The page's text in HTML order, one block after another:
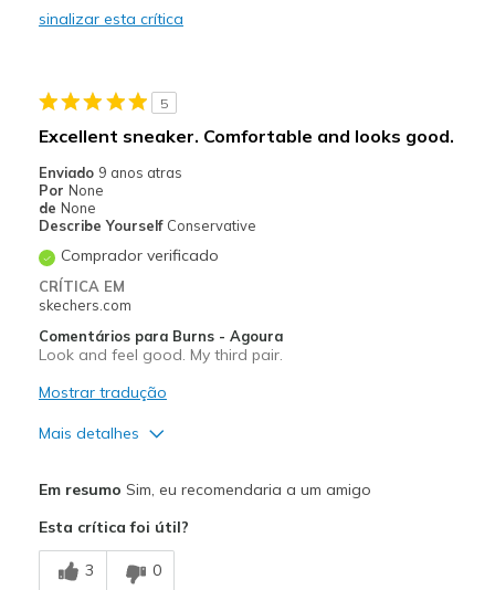
sinalizar esta crítica
5
Excellent sneaker. Comfortable and looks good.
Enviado 9 anos atras
Por None
de None
Describe Yourself Conservative
Comprador verificado
CRÍTICA EM
skechers.com
Comentários para Burns - Agoura
Look and feel good. My third pair.
Mostrar tradução
Mais detalhes
Stylish
Em resumo Sim, eu recomendaria a um amigo
Esta crítica foi útil?
3 0